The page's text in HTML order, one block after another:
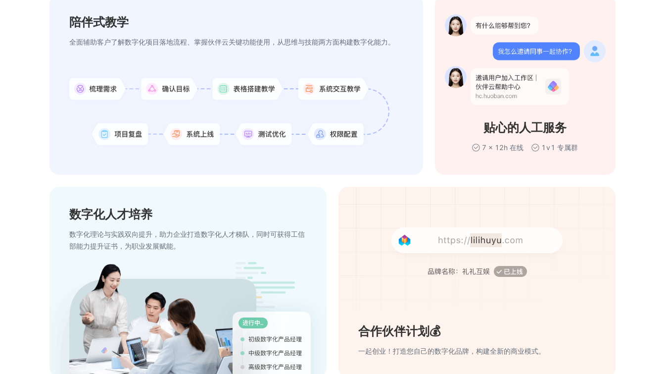
陪伴式教学
全面辅助客户了解数字化项目落地流程、掌握伙伴云关键功能使用，从思维与技能两方面构建数字化能力。
贴心的人工服务
7 × 12h 在线 1 v 1 专属群
数字化人才培养
数字化理论与实践双向提升，助力企业打造数字化人才梯队，同时可获得工信
部能力提升证书，为职业发展赋能。
合作伙伴计划💰
一起创业！打造您自己的数字化品牌，构建全新的商业模式。